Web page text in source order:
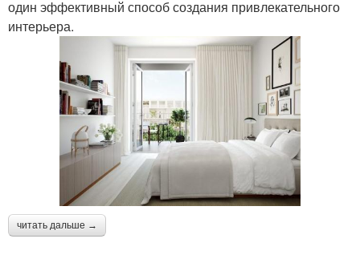
один эффективный способ создания привлекательного
интерьера.
читать дальше →